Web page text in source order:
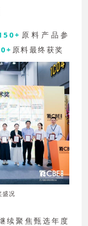
原料产品参
原料最终获奖
盛况
续聚焦甄选年度